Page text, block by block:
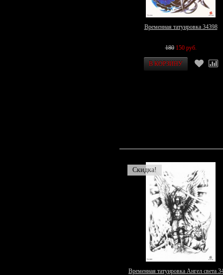
Временная татуировка 34398
180 150 руб.
Скидка!
Временная татуировка Ангел света